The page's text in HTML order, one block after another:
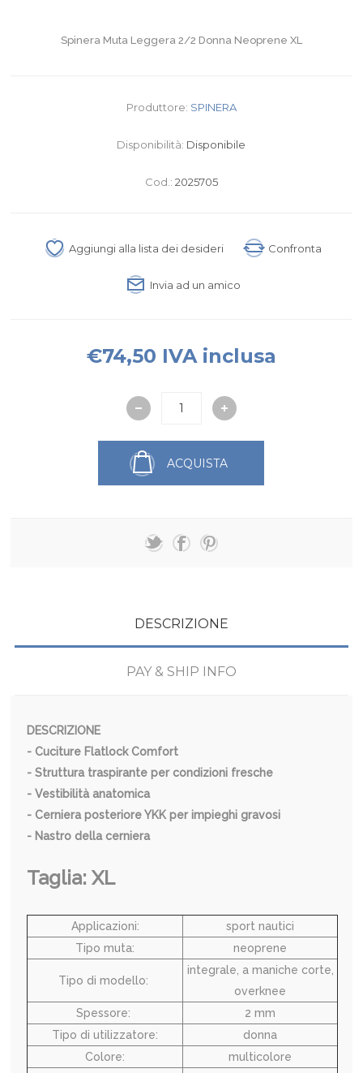
Spinera Muta Leggera 2/2 Donna Neoprene XL
Produttore: SPINERA
Disponibilità: Disponibile
Cod.: 2025705
Aggiungi alla lista dei desideri Confronta
Invia ad un amico
€74,50 IVA inclusa
ACQUISTA
DESCRIZIONE
PAY & SHIP INFO
DESCRIZIONE
- Cuciture Flatlock Comfort
- Struttura traspirante per condizioni fresche
- Vestibilità anatomica
- Cerniera posteriore YKK per impieghi gravosi
- Nastro della cerniera
Taglia: XL
Applicazioni:
sport nautici
Tipo muta:
neoprene
Tipo di modello:
integrale, a maniche corte,
overknee
Spessore:
2 mm
Tipo di utilizzatore:
donna
Colore:
multicolore